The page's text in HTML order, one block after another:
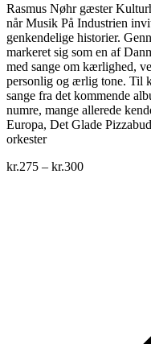
Rasmus Nøhr gæster
når Musik På Industrien
genkendelige historier.
markeret sig som en af
med sange om kærlighed,
personlig og ærlig tone. Til
sange fra det kommende
numre, mange allerede
Europa, Det Glade
orkester
kr.275 – kr.300